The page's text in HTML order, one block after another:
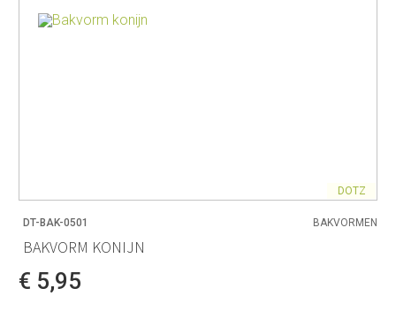
DOTZ
DT-BAK-0501 BAKVORMEN
BAKVORM KONIJN
€ 5,95